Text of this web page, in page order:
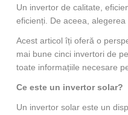
Un invertor de calitate,
eficienți. De aceea,
Acest articol îți oferă o
mai bune cinci invertori de
toate informațiile necesare
Ce este un invertor solar?
Un invertor solar este un